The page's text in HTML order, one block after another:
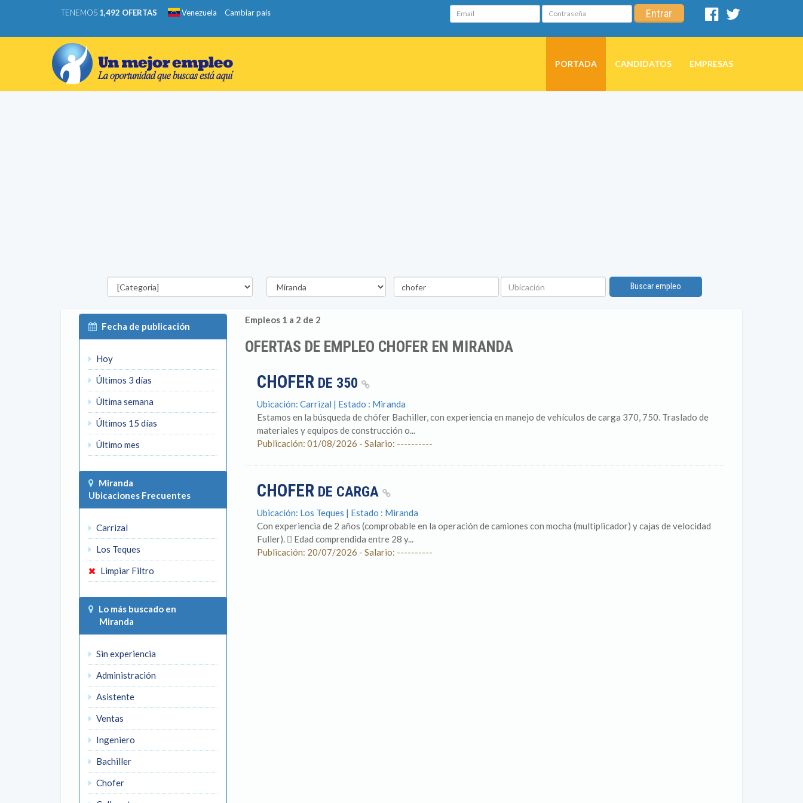
TENEMOS 1,492 OFERTAS Venezuela Cambiar país Email Contraseña Entrar
Facebook
PORTADA CANDIDATOS EMPRESAS
Categorías Estado
Palabra
clave
Ubicación
Buscar empleo
Fecha de publicación
Hoy
Últimos 3 días
Última semana
Últimos 15 días
Último mes
Miranda
Ubicaciones Frecuentes
Carrizal
Los Teques
Limpiar Filtro
Lo más buscado en
Miranda
Sin experiencia
Administración
Asistente
Ventas
Ingeniero
Bachiller
Chofer
Empleos 1 a 2 de 2
OFERTAS DE EMPLEO CHOFER EN MIRANDA
CHOFERDE 350
Ubicación: Carrizal | Estado : Miranda
Estamos en la búsqueda de chófer Bachiller, con experiencia en manejo de vehículos de carga 370, 750. Traslado de
materiales y equipos de construcción o...
Publicación: 01/08/2026 - Salario: ----------
CHOFERDE CARGA
Ubicación: Los Teques | Estado : Miranda
Con experiencia de 2 años (comprobable en la operación de camiones con mocha (multiplicador) y cajas de velocidad
Fuller).  Edad comprendida entre 28 y...
Publicación: 20/07/2026 - Salario: ----------